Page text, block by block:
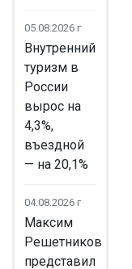
05.08.2026 г
Внутренний
туризм в
России
вырос на
4,3%,
въездной
— на 20,1%
04.08.2026 г
Максим
Решетников
представил